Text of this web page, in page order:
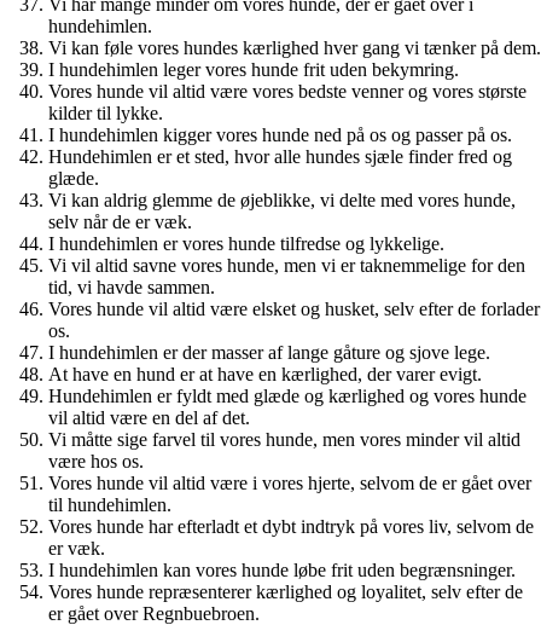
hundehimlen.
Vi kan føle vores hundes kærlighed hver gang vi tænker på dem.
I hundehimlen leger vores hunde frit uden bekymring.
Vores hunde vil altid være vores bedste venner og vores største
kilder til lykke.
I hundehimlen kigger vores hunde ned på os og passer på os.
Hundehimlen er et sted, hvor alle hundes sjæle finder fred og
glæde.
Vi kan aldrig glemme de øjeblikke, vi delte med vores hunde,
selv når de er væk.
I hundehimlen er vores hunde tilfredse og lykkelige.
Vi vil altid savne vores hunde, men vi er taknemmelige for den
tid, vi havde sammen.
Vores hunde vil altid være elsket og husket, selv efter de forlader
os.
I hundehimlen er der masser af lange gåture og sjove lege.
At have en hund er at have en kærlighed, der varer evigt.
Hundehimlen er fyldt med glæde og kærlighed og vores hunde
vil altid være en del af det.
Vi måtte sige farvel til vores hunde, men vores minder vil altid
være hos os.
Vores hunde vil altid være i vores hjerte, selvom de er gået over
til hundehimlen.
Vores hunde har efterladt et dybt indtryk på vores liv, selvom de
er væk.
I hundehimlen kan vores hunde løbe frit uden begrænsninger.
Vores hunde repræsenterer kærlighed og loyalitet, selv efter de
er gået over Regnbuebroen.